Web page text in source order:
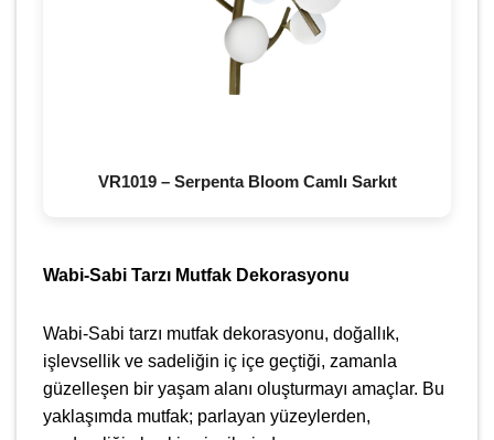
VR1019 – Serpenta Bloom Camlı Sarkıt
Wabi-Sabi Tarzı Mutfak Dekorasyonu
Wabi-Sabi tarzı mutfak dekorasyonu, doğallık,
işlevsellik ve sadeliğin iç içe geçtiği, zamanla
güzelleşen bir yaşam alanı oluşturmayı amaçlar. Bu
yaklaşımda mutfak; parlayan yüzeylerden,